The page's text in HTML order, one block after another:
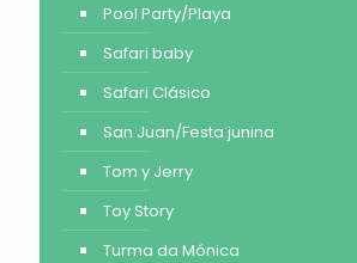
Pool Party/Playa
Safari baby
Safari Clásico
San Juan/Festa junina
Tom y Jerry
Toy Story
Turma da Mónica